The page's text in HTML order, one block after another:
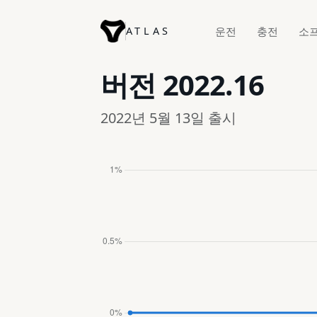
ATLAS 운전 충전 소
버전 2022.16
2022년 5월 13일 출시